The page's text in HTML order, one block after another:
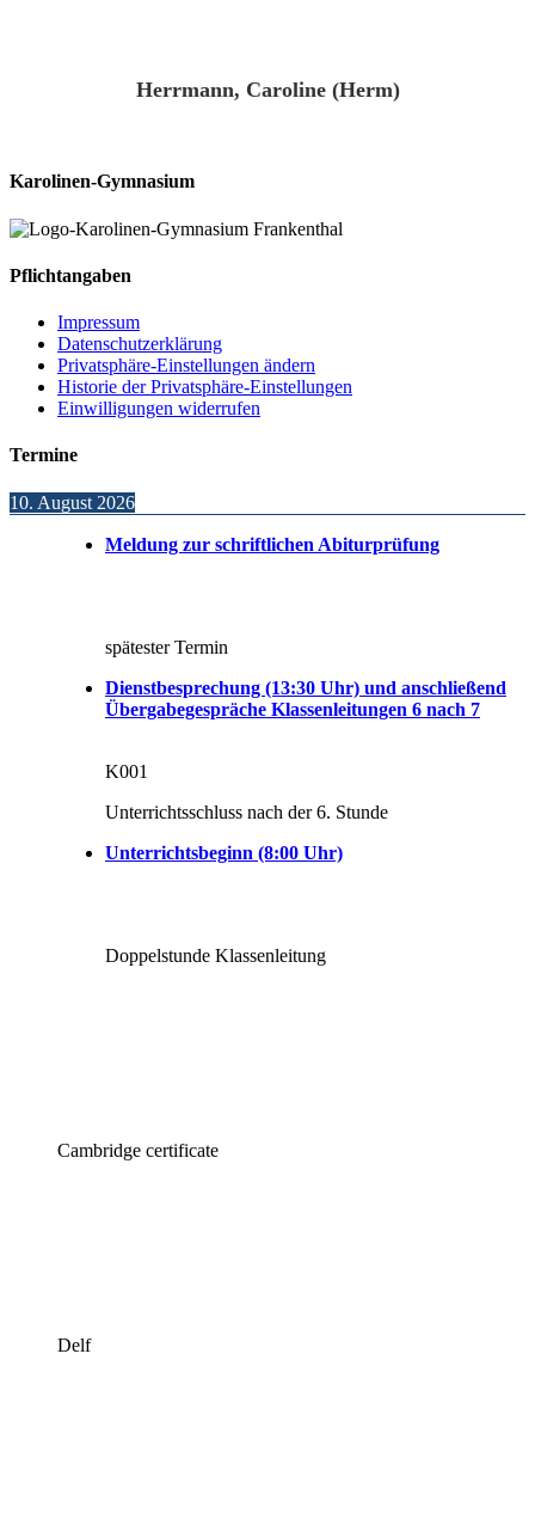
Herrmann, Caroline (Herm)
Karolinen-Gymnasium
Pflichtangaben
Impressum
Datenschutzerklärung
Privatsphäre-Einstellungen ändern
Historie der Privatsphäre-Einstellungen
Einwilligungen widerrufen
Termine
10. August 2026
Meldung zur schriftlichen Abiturprüfung
spätester Termin
Dienstbesprechung (13:30 Uhr) und anschließend
Übergabegespräche Klassenleitungen 6 nach 7
K001
Unterrichtsschluss nach der 6. Stunde
Unterrichtsbeginn (8:00 Uhr)
Doppelstunde Klassenleitung
Cambridge certificate
Delf